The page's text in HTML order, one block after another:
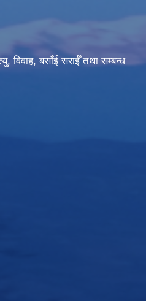
विवाह, बसाँई सराईँ तथा सम्बन्ध